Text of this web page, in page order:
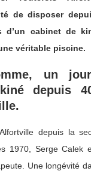
de disposer
d’un cabinet de
véritable piscine.
un
depuis
depuis la
1970, Serge Calek
Une longévité